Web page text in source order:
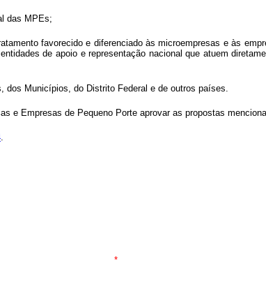
das MPEs;
favorecido e diferenciado às microempresas e às
de apoio e representação nacional que atuem
Municípios, do Distrito Federal e de outros países.
e Empresas de Pequeno Porte aprovar as propostas
.
*